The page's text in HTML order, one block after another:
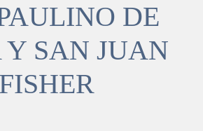
DE
SAN JUAN
FISHER